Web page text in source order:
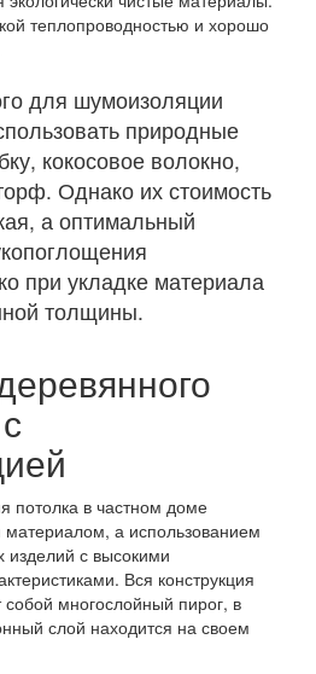
теплопроводностью и хорошо
для шумоизоляции
природные
кокосовое волокно,
Однако их стоимость
а оптимальный
при укладке материала
толщины.
потолка в частном доме
а использованием
изделий с высокими
Вся конструкция
многослойный пирог, в
слой находится на своем